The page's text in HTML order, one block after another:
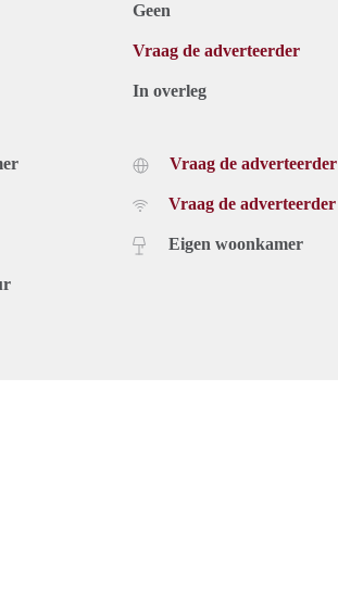
Geen
Vraag de adverteerder
In overleg
Vraag de adverteerder
Vraag de adverteerder
Eigen woonkamer